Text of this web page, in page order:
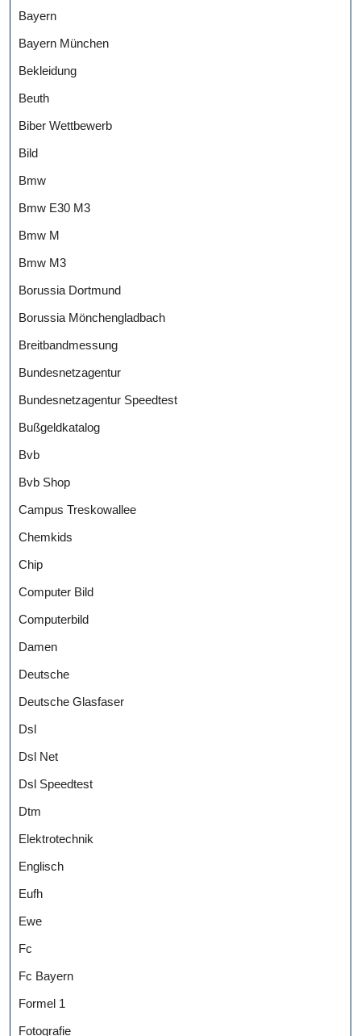
Bayern
Bayern München
Bekleidung
Beuth
Biber Wettbewerb
Bild
Bmw
Bmw E30 M3
Bmw M
Bmw M3
Borussia Dortmund
Borussia Mönchengladbach
Breitbandmessung
Bundesnetzagentur
Bundesnetzagentur Speedtest
Bußgeldkatalog
Bvb
Bvb Shop
Campus Treskowallee
Chemkids
Chip
Computer Bild
Computerbild
Damen
Deutsche
Deutsche Glasfaser
Dsl
Dsl Net
Dsl Speedtest
Dtm
Elektrotechnik
Englisch
Eufh
Ewe
Fc
Fc Bayern
Formel 1
Fotografie